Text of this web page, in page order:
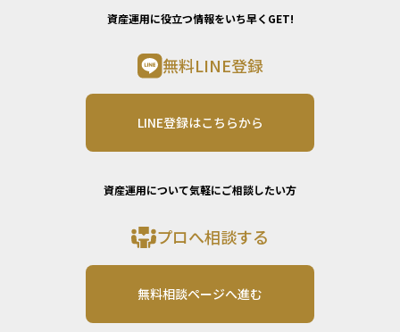
資産運用に役立つ情報をいち早くGET!
無料LINE登録
LINE登録はこちらから
資産運用について気軽にご相談したい方
プロへ相談する
無料相談ページへ進む